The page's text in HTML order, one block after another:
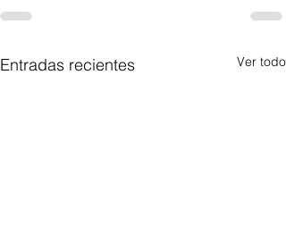
Entradas recientes Ver todo